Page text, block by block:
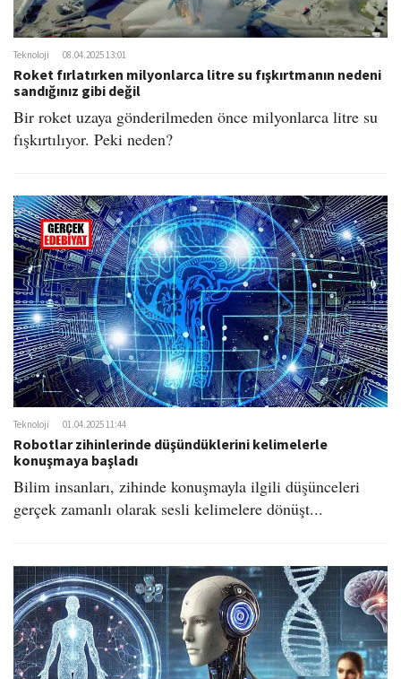
o
n
Teknoloji 08.04.2025 13:01
Roket fırlatırken milyonlarca litre su fışkırtmanın nedeni
sandığınız gibi değil
Bir roket uzaya gönderilmeden önce milyonlarca litre su
fışkırtılıyor. Peki neden?
Teknoloji 01.04.2025 11:44
Robotlar zihinlerinde düşündüklerini kelimelerle
konuşmaya başladı
Bilim insanları, zihinde konuşmayla ilgili düşünceleri
gerçek zamanlı olarak sesli kelimelere dönüşt...